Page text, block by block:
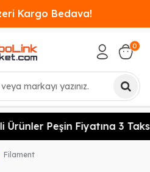
Kargo Bedava!
0
Peşin Fiyatına 3 Taksit
Filament